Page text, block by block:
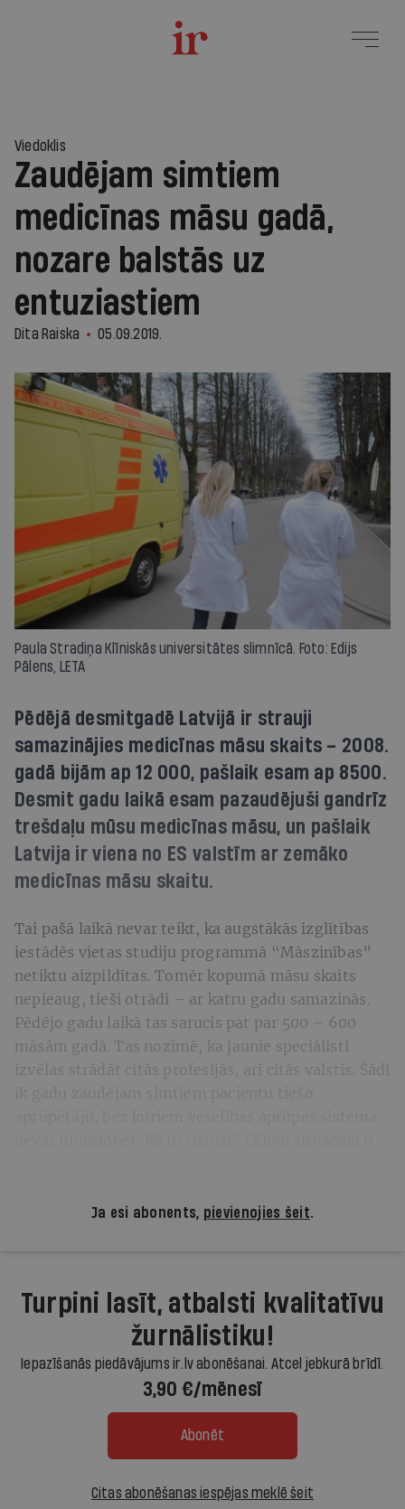
Viedoklis
Zaudējam simtiem
medicīnas māsu gadā,
nozare balstās uz
entuziastiem
Dita Raiska 05.09.2019.
Paula Stradiņa Klīniskās universitātes slimnīcā. Foto: Edijs
Pālens, LETA
Pēdējā desmitgadē Latvijā ir strauji
samazinājies medicīnas māsu skaits – 2008.
gadā bijām ap 12 000, pašlaik esam ap 8500.
Desmit gadu laikā esam pazaudējuši gandrīz
trešdaļu mūsu medicīnas māsu, un pašlaik
Latvija ir viena no ES valstīm ar zemāko
medicīnas māsu skaitu.
Tai pašā laikā nevar teikt, ka augstākās izglītības
iestādēs vietas studiju programmā “Māszinības”
netiktu aizpildītas. Tomēr kopumā māsu skaits
nepieaug, tieši otrādi – ar katru gadu samazinās.
Pēdējo gadu laikā tas sarucis pat par 500 – 600
māsām gadā. Tas nozīmē, ka jaunie speciālisti
izvēlas strādāt citās profesijās, arī citās valstīs. Šādi
Ja esi abonents, pievienojies šeit.
Turpini lasīt, atbalsti kvalitatīvu
žurnālistiku!
Iepazīšanās piedāvājums ir.lv abonēšanai. Atcel jebkurā brīdī.
3,90 €/mēnesī
Abonēt
Citas abonēšanas iespējas meklē šeit